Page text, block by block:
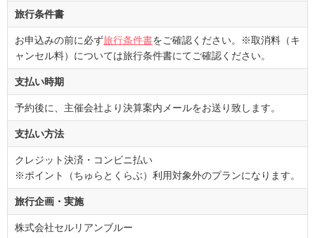
旅行条件書
お申込みの前に必ず旅行条件書をご確認ください。※取消料（キ
ャンセル料）については旅行条件書にてご確認ください。
支払い時期
予約後に、主催会社より決算案内メールをお送り致します。
支払い方法
クレジット決済・コンビニ払い
※ポイント（ちゅらとくらぶ）利用対象外のプランになります。
旅行企画・実施
株式会社セルリアンブルー